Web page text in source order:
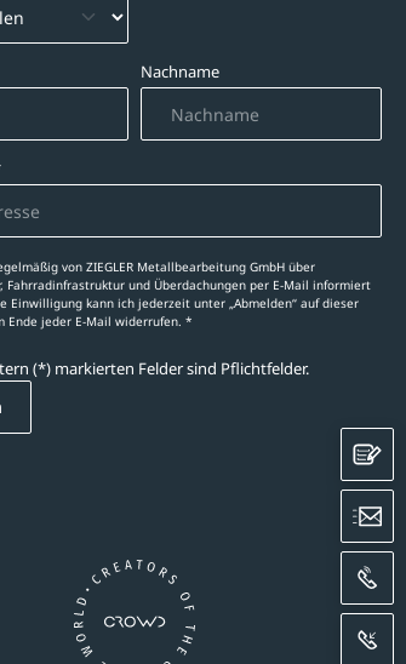
Nachname
von ZIEGLER Metallbearbeitung GmbH über
Fahrradinfrastruktur und Überdachungen per E-Mail informiert
Einwilligung kann ich jederzeit unter „Abmelden‘‘ auf dieser
Ende jeder E-Mail widerrufen. *
(*) markierten Felder sind Pflichtfelder.